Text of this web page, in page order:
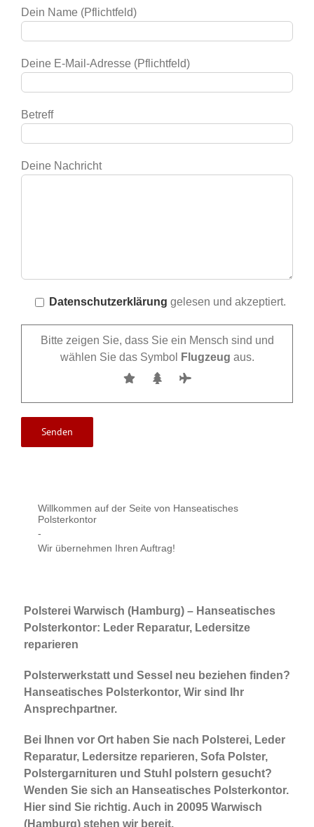
Dein Name (Pflichtfeld)
Deine E-Mail-Adresse (Pflichtfeld)
Betreff
Deine Nachricht
Datenschutzerklärung gelesen und akzeptiert.
Bitte zeigen Sie, dass Sie ein Mensch sind und
wählen Sie das Symbol
Flugzeug aus.
Willkommen auf der Seite von Hanseatisches
Polsterkontor
-
Wir übernehmen Ihren Auftrag!
Polsterei Warwisch (Hamburg) – Hanseatisches
Polsterkontor: Leder Reparatur, Ledersitze
reparieren
Polsterwerkstatt und Sessel neu beziehen finden?
Hanseatisches Polsterkontor, Wir sind Ihr
Ansprechpartner.
Bei Ihnen vor Ort haben Sie nach Polsterei, Leder
Reparatur, Ledersitze reparieren, Sofa Polster,
Polstergarnituren und Stuhl polstern gesucht?
Wenden Sie sich an Hanseatisches Polsterkontor.
Hier sind Sie richtig. Auch in 20095 Warwisch
(Hamburg) stehen wir bereit.